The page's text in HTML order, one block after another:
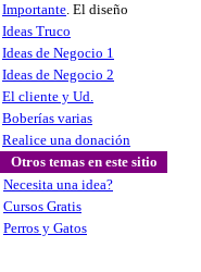
Importante. El diseño
Ideas Truco
Ideas de Negocio 1
Ideas de Negocio 2
El cliente y Ud.
Boberías varias
Realice una donación
Otros temas en este sitio
Necesita una idea?
Cursos Gratis
Perros y Gatos